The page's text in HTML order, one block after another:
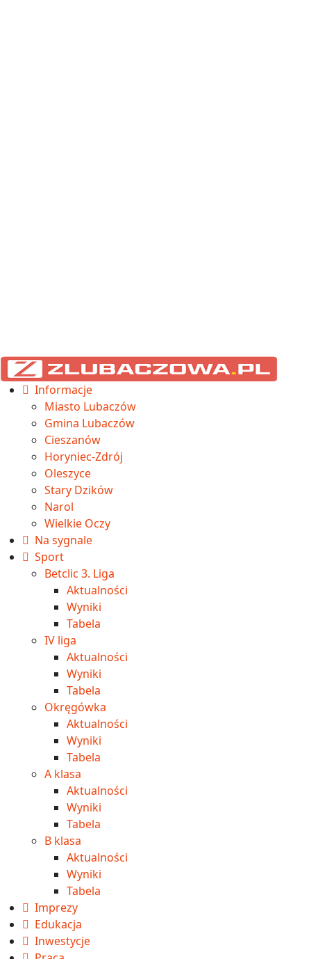
Informacje
Miasto Lubaczów
Gmina Lubaczów
Cieszanów
Horyniec-Zdrój
Oleszyce
Stary Dzików
Narol
Wielkie Oczy
Na sygnale
Sport
Betclic 3. Liga
Aktualności
Wyniki
Tabela
IV liga
Aktualności
Wyniki
Tabela
Okręgówka
Aktualności
Wyniki
Tabela
A klasa
Aktualności
Wyniki
Tabela
B klasa
Aktualności
Wyniki
Tabela
Imprezy
Edukacja
Inwestycje